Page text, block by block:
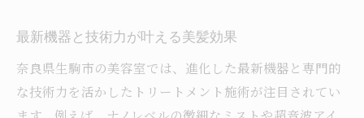
最新機器と技術力が叶える美髪効果
奈良県生駒市の美容室では、進化した最新機器と専門的
な技術力を活かしたトリートメント施術が注目されてい
ます。例えば、ナノレベルの微細なミストや超音波アイ